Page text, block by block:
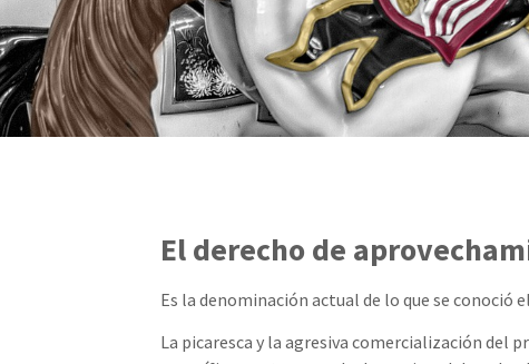
El derecho de
Es la denominación actual de lo que se
La picaresca y la agresiva comercialización del